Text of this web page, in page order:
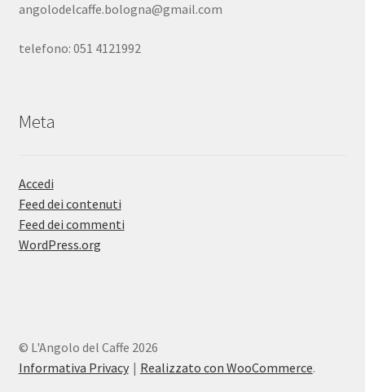
angolodelcaffe.bologna@gmail.com
telefono: 051 4121992
Meta
Accedi
Feed dei contenuti
Feed dei commenti
WordPress.org
© L'Angolo del Caffe 2026
Informativa Privacy
Realizzato con WooCommerce.